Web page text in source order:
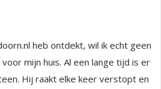
heb ontdekt, wil ik echt geen
mijn huis. Al een lange tijd is er
Hij raakt elke keer verstopt en